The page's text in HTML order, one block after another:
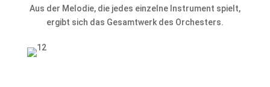
Aus der Melodie, die jedes einzelne Instrument spielt,
ergibt sich das Gesamtwerk des Orchesters.